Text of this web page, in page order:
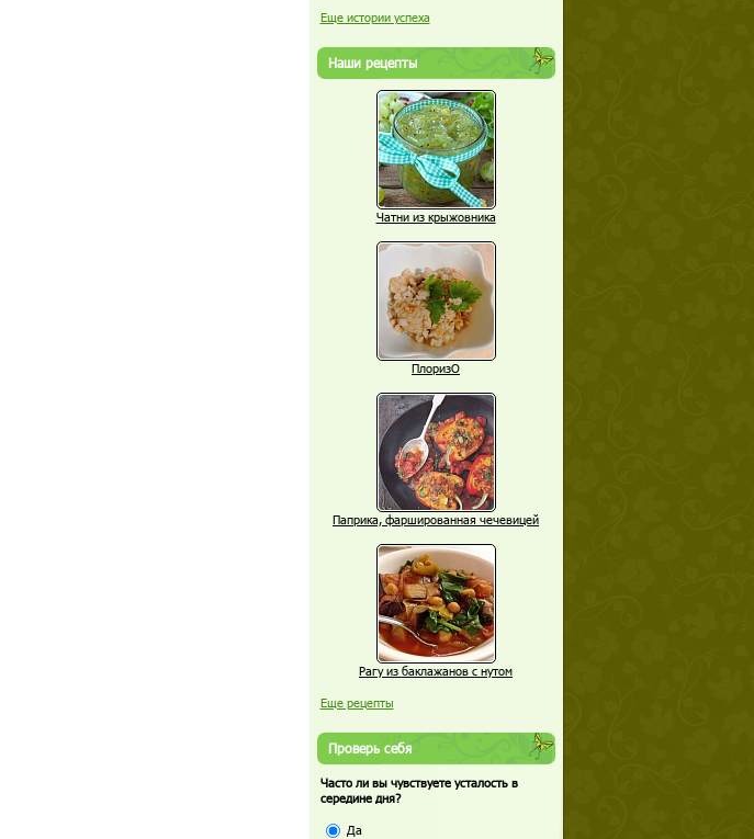
Еще истории успеха
Наши рецепты
Чатни из крыжовника
ПлоризО
Паприка, фаршированная чечевицей
Рагу из баклажанов с нутом
Еще рецепты
Проверь себя
Часто ли вы чувствуете усталость в
середине дня?
Да